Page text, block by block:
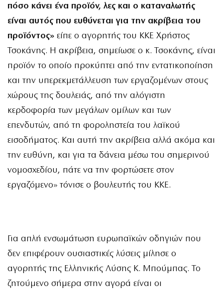
πόσο κάνει ένα προϊόν, λες και ο καταναλωτής
είναι αυτός που ευθύνεται για την ακρίβεια του
προϊόντος» είπε ο αγορητής του ΚΚΕ Χρήστος
Τσοκάνης. Η ακρίβεια, σημείωσε ο κ. Τσοκάνης, είναι
προϊόν το οποίο προκύπτει από την εντατικοποίηση
και την υπερεκμετάλλευση των εργαζομένων στους
χώρους της δουλειάς, από την αλόγιστη
κερδοφορία των μεγάλων ομίλων και των
επενδυτών, από τη φοροληστεία του λαϊκού
εισοδήματος. Και αυτή την ακρίβεια αλλά ακόμα και
την ευθύνη, και για τα δάνεια μέσω του σημερινού
νομοσχεδίου, πάτε να την φορτώσετε στον
εργαζόμενο» τόνισε ο βουλευτής του ΚΚΕ.
Για απλή ενσωμάτωση ευρωπαϊκών οδηγιών που
δεν επιφέρουν ουσιαστικές λύσεις μίλησε ο
αγορητής της Ελληνικής Λύσης Κ. Μπούμπας. Το
ζητούμενο σήμερα στην αγορά είναι οι